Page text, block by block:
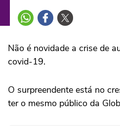
Não é novidade a crise de
covid-19.
O surpreendente está no
ter o mesmo público da